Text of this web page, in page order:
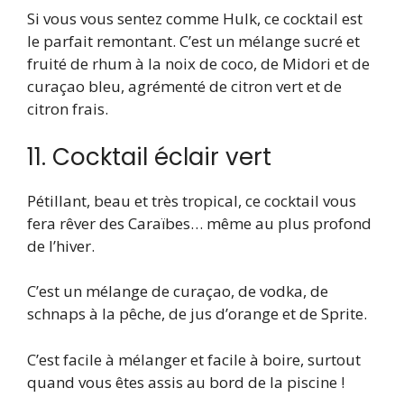
Si vous vous sentez comme Hulk, ce cocktail est
le parfait remontant. C’est un mélange sucré et
fruité de rhum à la noix de coco, de Midori et de
curaçao bleu, agrémenté de citron vert et de
citron frais.
11. Cocktail éclair vert
Pétillant, beau et très tropical, ce cocktail vous
fera rêver des Caraïbes… même au plus profond
de l’hiver.
C’est un mélange de curaçao, de vodka, de
schnaps à la pêche, de jus d’orange et de Sprite.
C’est facile à mélanger et facile à boire, surtout
quand vous êtes assis au bord de la piscine !